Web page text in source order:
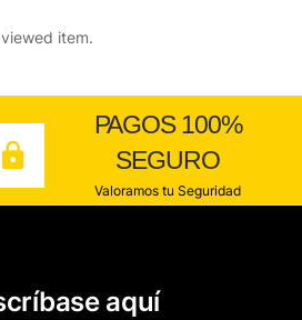
item.
PAGOS 100%
SEGURO
Valoramos tu Seguridad
aquí